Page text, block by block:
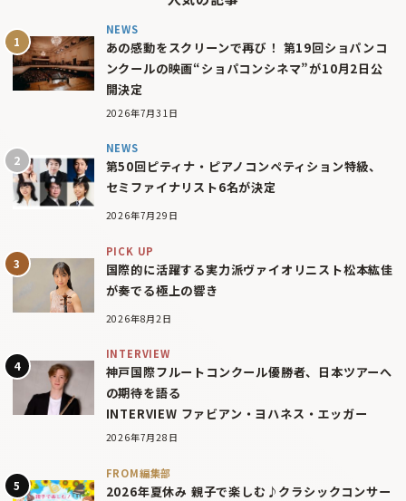
NEWS
あの感動をスクリーンで再び！ 第19回ショパンコ
ンクールの映画“ショパコンシネマ”が10月2日公
開決定
2026年7月31日
NEWS
第50回ピティナ・ピアノコンペティション特級、
セミファイナリスト6名が決定
2026年7月29日
PICK UP
国際的に活躍する実力派ヴァイオリニスト松本紘佳
が奏でる極上の響き
2026年8月2日
INTERVIEW
神戸国際フルートコンクール優勝者、日本ツアーへ
の期待を語る
INTERVIEW ファビアン・ヨハネス・エッガー
2026年7月28日
FROM編集部
2026年夏休み 親子で楽しむ♪クラシックコンサー